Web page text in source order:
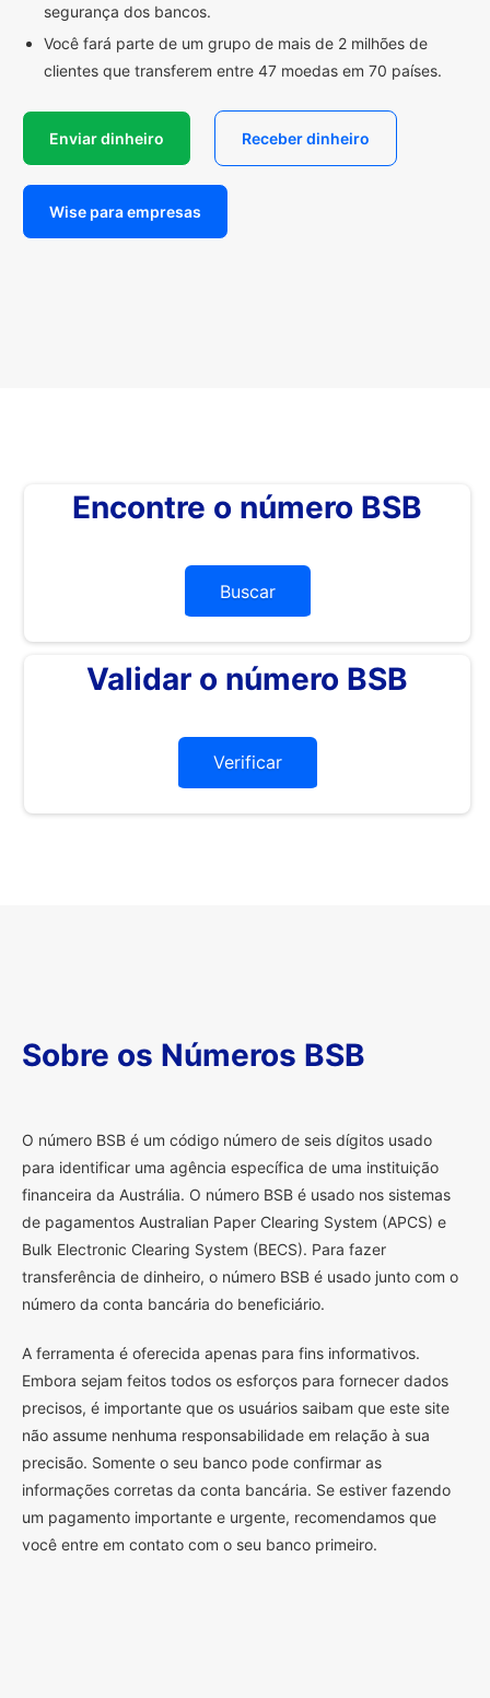
segurança dos bancos.
Você fará parte de um grupo de mais de 2 milhões de
clientes que transferem entre 47 moedas em 70 países.
Enviar dinheiro Receber dinheiro
Wise para empresas
Encontre o número BSB
Buscar
Validar o número BSB
Verificar
Sobre os Números BSB
O número BSB é um código número de seis dígitos usado
para identificar uma agência específica de uma instituição
financeira da Austrália. O número BSB é usado nos sistemas
de pagamentos Australian Paper Clearing System (APCS) e
Bulk Electronic Clearing System (BECS). Para fazer
transferência de dinheiro, o número BSB é usado junto com o
número da conta bancária do beneficiário.
A ferramenta é oferecida apenas para fins informativos.
Embora sejam feitos todos os esforços para fornecer dados
precisos, é importante que os usuários saibam que este site
não assume nenhuma responsabilidade em relação à sua
precisão. Somente o seu banco pode confirmar as
informações corretas da conta bancária. Se estiver fazendo
um pagamento importante e urgente, recomendamos que
você entre em contato com o seu banco primeiro.